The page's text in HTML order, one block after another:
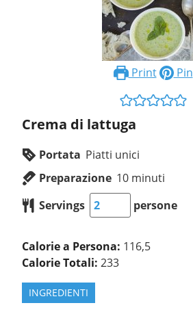
Print Pin
Crema di lattuga
Portata Piatti unici
Preparazione 10 minuti
Servings
persone
Calorie a Persona: 116,5
Calorie Totali:233
INGREDIENTI